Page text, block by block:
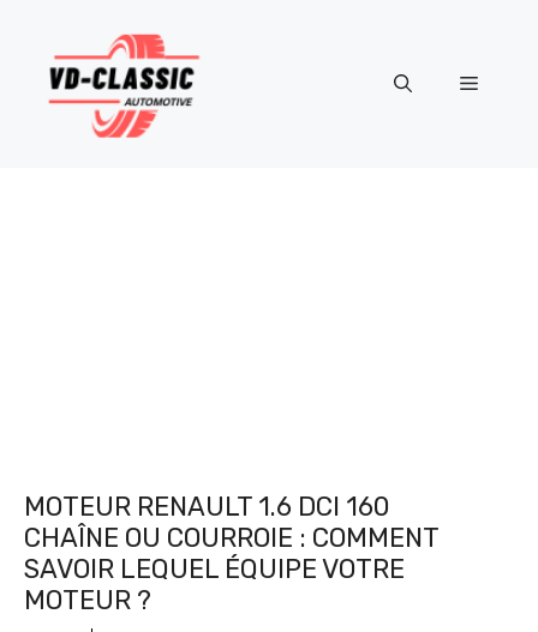
contenu
Menu
MOTEUR RENAULT 1.6 DCI 160
CHAÎNE OU COURROIE : COMMENT
SAVOIR LEQUEL ÉQUIPE VOTRE
MOTEUR ?